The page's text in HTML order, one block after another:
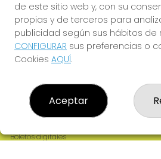
Imagen anterior
LOTERÍA MARTÍN MESA
Resultados
Contacto
Empresas
Boletos digitales
de este sitio web y, con su
propias y de terceros para
publicidad según sus hábitos de
CONFIGURAR sus preferencias o
Cookies AQUÍ.
Aceptar